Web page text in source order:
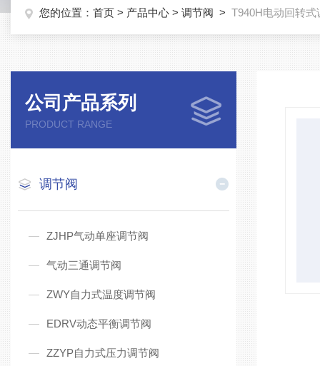
您的位置： 首页 > 产品中心 > 调节阀 > T940H电动回转式
公司产品系列
PRODUCT RANGE
调节阀
ZJHP气动单座调节阀
气动三通调节阀
ZWY自力式温度调节阀
EDRV动态平衡调节阀
ZZYP自力式压力调节阀